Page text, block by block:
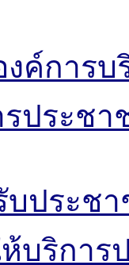
ค์การบ
รประชา
บประช
บริการ